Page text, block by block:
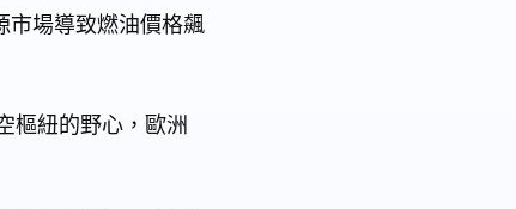
市場導致燃油價格飆
樞紐的野心，歐洲